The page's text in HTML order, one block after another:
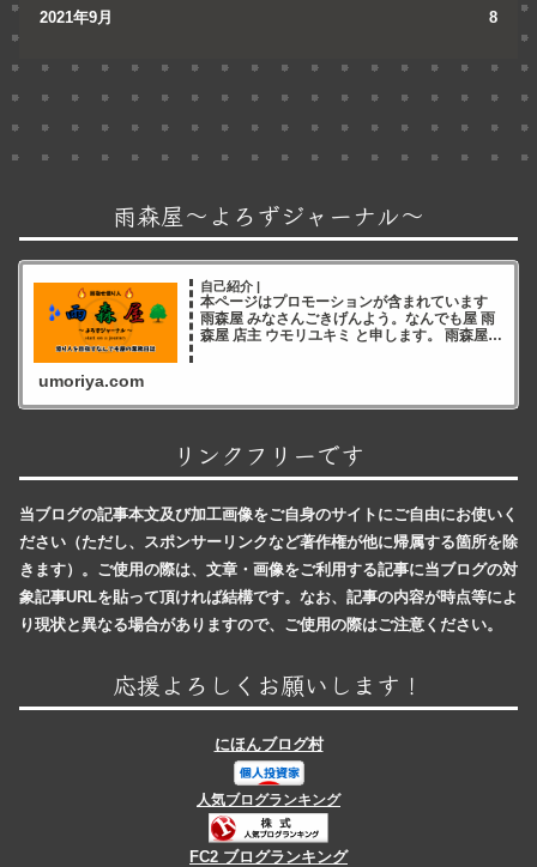
2021年9月 8
雨森屋～よろずジャーナル～
自己紹介 |
本ページはプロモーションが含まれています
雨森屋 みなさんごきげんよう。なんでも屋 雨
森屋 店主 ウモリユキミ と申します。 雨森屋店
umoriya.com
リンクフリーです
当ブログの記事本文及び加工画像をご自身のサイトにご自由にお使いく
ださい（ただし、スポンサーリンクなど著作権が他に帰属する箇所を除
きます）。ご使用の際は、文章・画像をご利用する記事に当ブログの対
象記事URLを貼って頂ければ結構です。なお、記事の内容が時点等によ
り現状と異なる場合がありますので、ご使用の際はご注意ください。
応援よろしくお願いします！
にほんブログ村
人気ブログランキング
FC2 ブログランキング